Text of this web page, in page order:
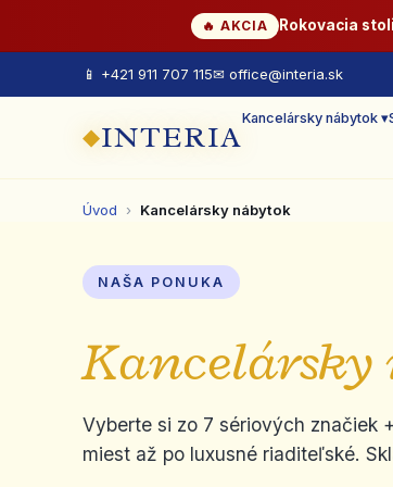
🔥 AKCIA Rokovacia
📱 +421 911 707 115✉ office@interia.sk
◆INTERIA
Kancelársky nábytok ▾
Úvod › Kancelársky nábytok
NAŠA PONUKA
Kancelársky
Vyberte si zo 7 sériových značiek
miest až po luxusné riaditeľské.